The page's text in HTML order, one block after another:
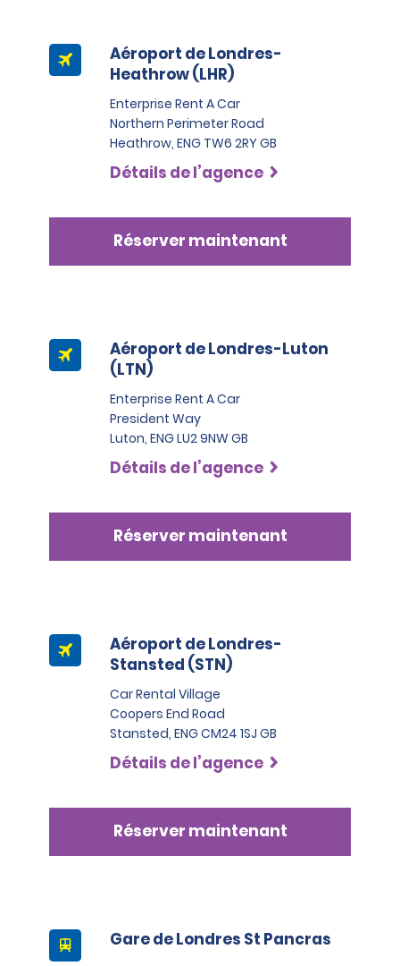
permis de conduire à part entière ni une pièce
d’identité valide.
Tous les locataires doivent fournir une pièce d’identité
avec photo en cours de validité, comme un permis de
conduire, un passeport ou une carte d’identité. Les
également fournir une preuve de voyage retour et des
Royaume-Uni. Notez que nous nous réservons le droit
de demander une pièce d’identité supplémentaire ou
d’effectuer d’autres contrôles d’identité si nécessaire,
pouvant notamment inclure une vérification d’identité
Aéroport de Londres-
Heathrow (LHR)
Enterprise Rent A Car
Northern Perimeter Road
Heathrow, ENG TW6 2RY GB
Détails de l’agence
Réserver maintenant
Aéroport de Londres-Luton
(LTN)
Enterprise Rent A Car
President Way
Luton, ENG LU2 9NW GB
Détails de l’agence
Réserver maintenant
Aéroport de Londres-
Stansted (STN)
Car Rental Village
Coopers End Road
Stansted, ENG CM24 1SJ GB
Détails de l’agence
Réserver maintenant
Gare de Londres St Pancras